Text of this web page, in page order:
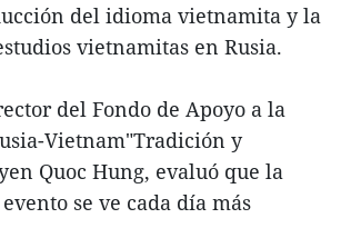
del idioma vietnamita y la
vietnamitas en Rusia.
del Fondo de Apoyo a la
Vietnam"Tradición y
Quoc Hung, evaluó que la
se ve cada día más